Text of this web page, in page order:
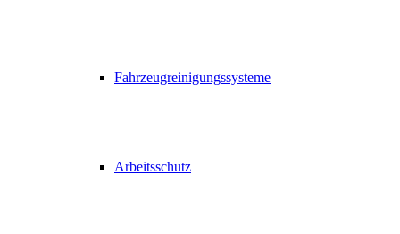
Fahrzeugreinigungssysteme
Arbeitsschutz